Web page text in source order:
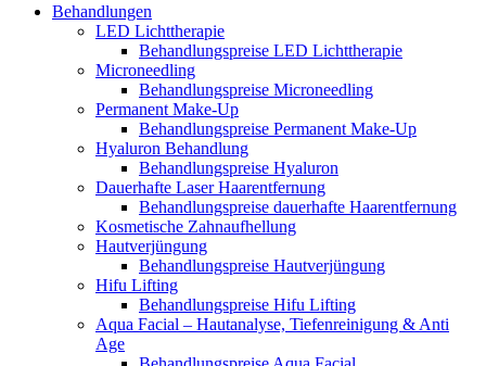
Behandlungen
LED Lichttherapie
Behandlungspreise LED Lichttherapie
Microneedling
Behandlungspreise Microneedling
Permanent Make-Up
Behandlungspreise Permanent Make-Up
Hyaluron Behandlung
Behandlungspreise Hyaluron
Dauerhafte Laser Haarentfernung
Behandlungspreise dauerhafte Haarentfernung
Kosmetische Zahnaufhellung
Hautverjüngung
Behandlungspreise Hautverjüngung
Hifu Lifting
Behandlungspreise Hifu Lifting
Aqua Facial – Hautanalyse, Tiefenreinigung & Anti
Age